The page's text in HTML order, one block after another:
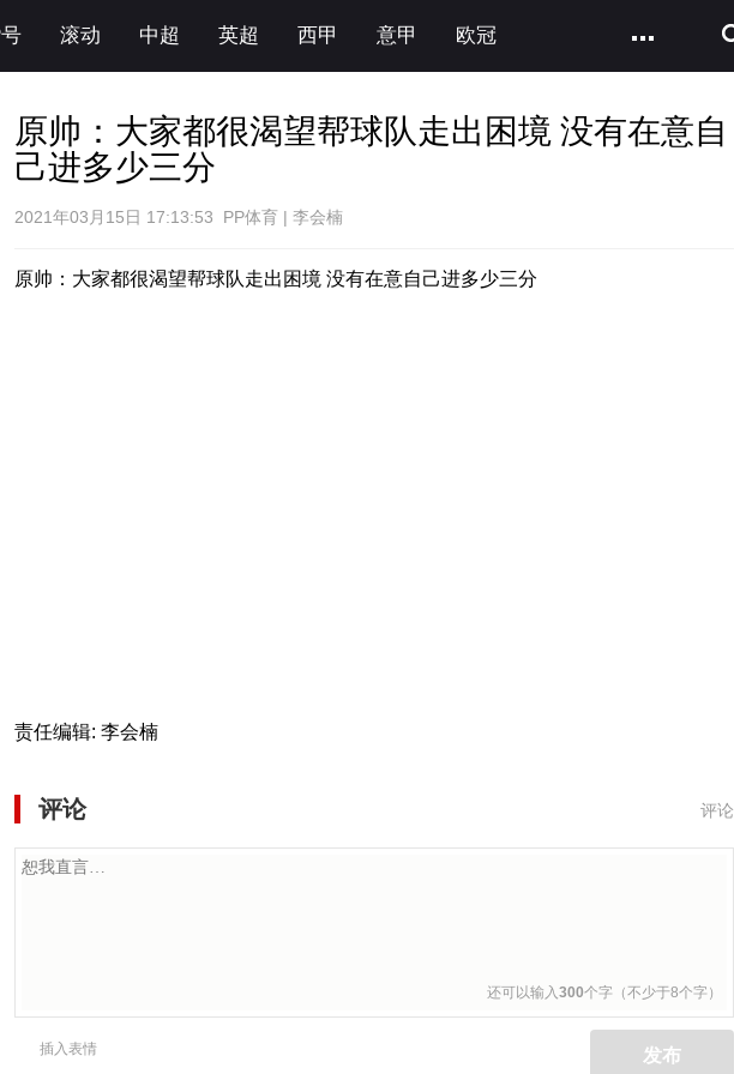
滚动 中超 英超 西甲 意甲 欧冠
原帅：大家都很渴望帮球队走出困境 没有在意自
己进多少三分
2021年03月15日 17:13:53 PP体育 | 李会楠
原帅：大家都很渴望帮球队走出困境 没有在意自己进多少三分
责任编辑: 李会楠
评论 评论
还可以输入300个字（不少于8个字）
发布
插入表情